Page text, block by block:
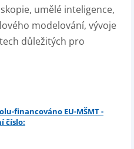
umělé inteligence,
modelování, vývoje
důležitých pro
financováno EU-MŠMT -
číslo: